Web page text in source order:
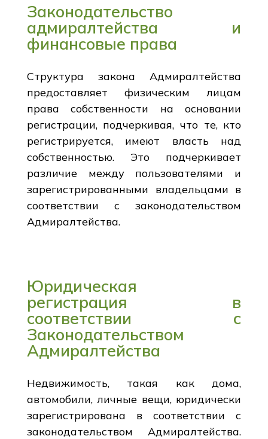
Законодательство
адмиралтейства и
финансовые права
Структура закона Адмиралтейства
предоставляет физическим лицам
права собственности на основании
регистрации, подчеркивая, что те, кто
регистрируется, имеют власть над
собственностью. Это подчеркивает
различие между пользователями и
зарегистрированными владельцами в
соответствии с законодательством
Адмиралтейства.
Юридическая
регистрация в
соответствии с
Законодательством
Адмиралтейства
Недвижимость, такая как дома,
автомобили, личные вещи, юридически
зарегистрирована в соответствии с
законодательством Адмиралтейства.